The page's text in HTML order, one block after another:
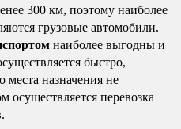
300 км, поэтому наиболее
грузовые автомобили.
наиболее выгодны и
быстро,
места назначения не
перевозка